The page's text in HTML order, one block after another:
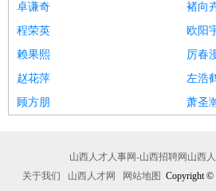
卓谦奇
褚向
程荣英
欧阳
赖果熙
厉春
赵花萍
左浩
顾方朋
萧圣
山西人才人事网-山西招聘网山西
关于我们
山西人才网 网站地图 Copyright ©